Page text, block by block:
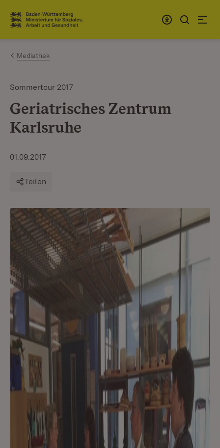
Zum Inhalt springen
Link zur Startseite
Mediathek
Sommertour 2017
Geriatrisches Zentrum
Karlsruhe
01.09.2017
Teilen